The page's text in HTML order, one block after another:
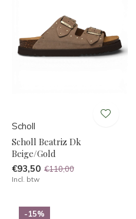
Scholl
Scholl Beatriz Dk
Beige/Gold
€93,50 €110,00
Incl. btw
-15%